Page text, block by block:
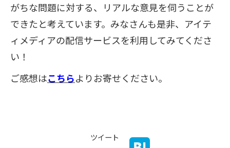
がちな問題に対する、リアルな意見を伺うことが
できたと考えています。みなさんも是非、アイテ
ィメディアの配信サービスを利用してみてくださ
い！
ご感想はこちらよりお寄せください。
ツイート